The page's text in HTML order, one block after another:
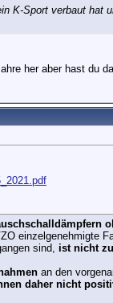
K-Sport verbaut hat
her aber hast du
einzelgenehmigte
sind, ist nicht
an den
daher nicht